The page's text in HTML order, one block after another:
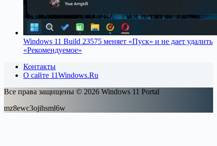
Windows 11 Build 23575 меняет «Пуск» и не дает удалить
«Рекомендуемое»
Контакты
О сайте 11Windows.Ru
Все права защищены © 2026 Windows 11 Portal
mz8ewc3ojihsml6w